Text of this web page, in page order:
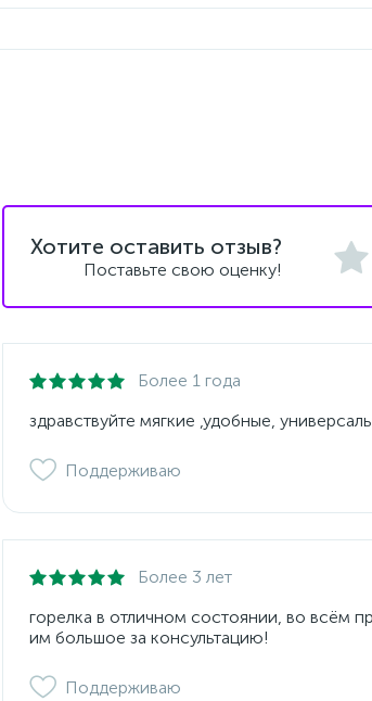
Хотите оставить отзыв?
Поставьте свою оценку!
Более 1 года
здравствуйте мягкие ,удобные,
Поддерживаю
Более 3 лет
горелка в отличном состоянии, во всём
им большое за консультацию!
Поддерживаю